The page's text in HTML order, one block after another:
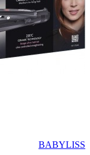
BABYLISS